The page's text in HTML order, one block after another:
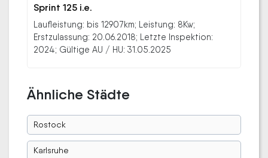
Sprint 125 i.e.
Laufleistung: bis 12907km; Leistung: 8Kw;
Erstzulassung: 20.06.2018; Letzte Inspektion:
2024; Gültige AU / HU: 31.05.2025
Ähnliche Städte
Rostock
Karlsruhe